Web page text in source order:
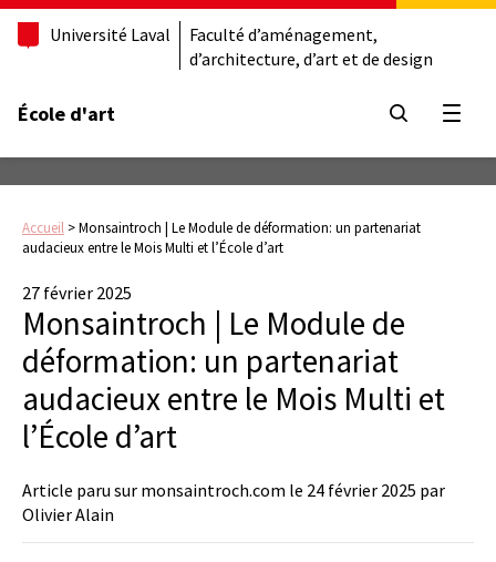
Université Laval
Faculté d’aménagement,
d’architecture, d’art et de design
École d'art
Accueil >Monsaintroch | Le Module de déformation: un partenariat
audacieux entre le Mois Multi et l’École d’art
27 février 2025
Monsaintroch | Le Module de
déformation: un partenariat
audacieux entre le Mois Multi et
l’École d’art
Article paru sur monsaintroch.com le 24 février 2025 par
Olivier Alain